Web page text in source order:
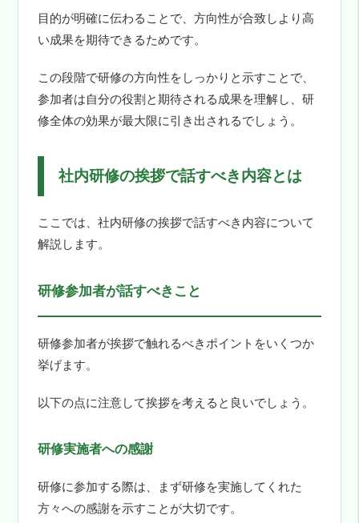
目的が明確に伝わることで、方向性が合致しより高
い成果を期待できるためです。
この段階で研修の方向性をしっかりと示すことで、
参加者は自分の役割と期待される成果を理解し、研
修全体の効果が最大限に引き出されるでしょう。
社内研修の挨拶で話すべき内容とは
ここでは、社内研修の挨拶で話すべき内容について
解説します。
研修参加者が話すべきこと
研修参加者が挨拶で触れるべきポイントをいくつか
挙げます。
以下の点に注意して挨拶を考えると良いでしょう。
研修実施者への感謝
研修に参加する際は、まず研修を実施してくれた
方々への感謝を示すことが大切です。